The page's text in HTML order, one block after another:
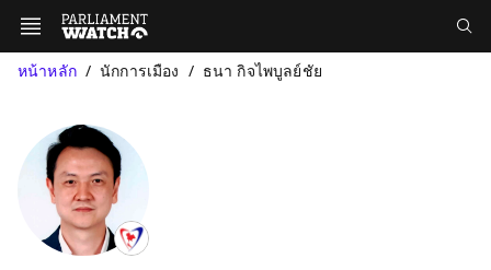
หน้าหลัก นักการเมือง ธนา กิจไพบูลย์ชัย